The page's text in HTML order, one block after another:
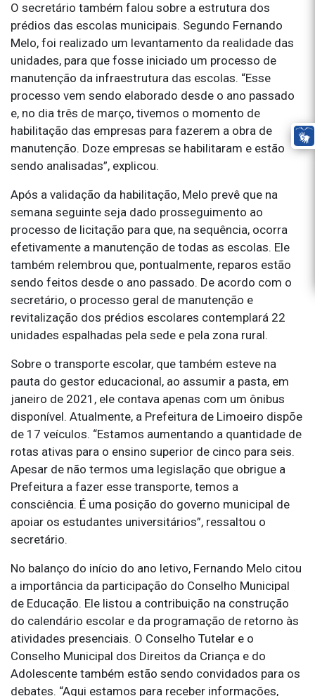
O secretário também falou sobre a estrutura dos
prédios das escolas municipais. Segundo Fernando
Melo, foi realizado um levantamento da realidade das
unidades, para que fosse iniciado um processo de
manutenção da infraestrutura das escolas. “Esse
processo vem sendo elaborado desde o ano passado
e, no dia três de março, tivemos o momento de
habilitação das empresas para fazerem a obra de
manutenção. Doze empresas se habilitaram e estão
sendo analisadas”, explicou.
Após a validação da habilitação, Melo prevê que na
semana seguinte seja dado prosseguimento ao
processo de licitação para que, na sequência, ocorra
efetivamente a manutenção de todas as escolas. Ele
também relembrou que, pontualmente, reparos estão
sendo feitos desde o ano passado. De acordo com o
secretário, o processo geral de manutenção e
revitalização dos prédios escolares contemplará 22
unidades espalhadas pela sede e pela zona rural.
Sobre o transporte escolar, que também esteve na
pauta do gestor educacional, ao assumir a pasta, em
janeiro de 2021, ele contava apenas com um ônibus
disponível. Atualmente, a Prefeitura de Limoeiro dispõe
de 17 veículos. “Estamos aumentando a quantidade de
rotas ativas para o ensino superior de cinco para seis.
Apesar de não termos uma legislação que obrigue a
Prefeitura a fazer esse transporte, temos a
consciência. É uma posição do governo municipal de
apoiar os estudantes universitários”, ressaltou o
secretário.
No balanço do início do ano letivo, Fernando Melo citou
a importância da participação do Conselho Municipal
de Educação. Ele listou a contribuição na construção
do calendário escolar e da programação de retorno às
atividades presenciais. O Conselho Tutelar e o
Conselho Municipal dos Direitos da Criança e do
Adolescente também estão sendo convidados para os
debates. “Aqui estamos para receber informações,